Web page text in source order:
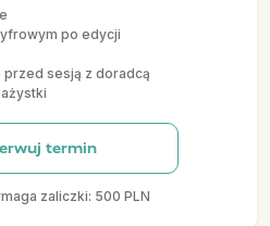
po edycji
sesją z doradcą
termin
zaliczki: 500 PLN